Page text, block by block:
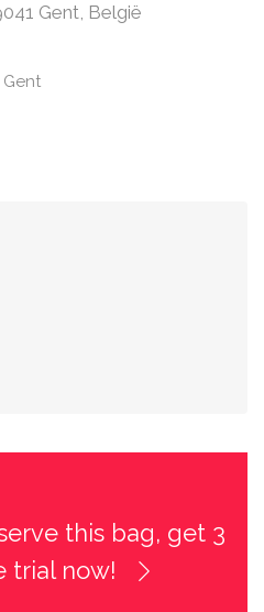
Gent, België
Gent
this bag, get 3
trial now!